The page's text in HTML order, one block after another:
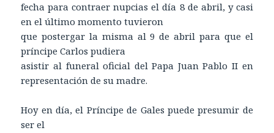
fecha para contraer nupcias el día 8 de abril, y casi
en el último momento tuvieron
que postergar la misma al 9 de abril para que el
príncipe Carlos pudiera
asistir al funeral oficial del Papa Juan Pablo II en
representación de su madre.
Hoy en día, el Príncipe de Gales puede presumir de
ser el